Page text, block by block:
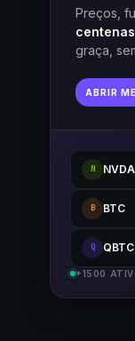
Preços,
graça,
ABRIR
N NVDA
B BTC
Q
+1500